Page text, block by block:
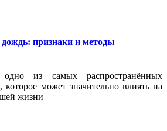
дождь: признаки и методы
из самых распространённых
может значительно влиять на
жизни